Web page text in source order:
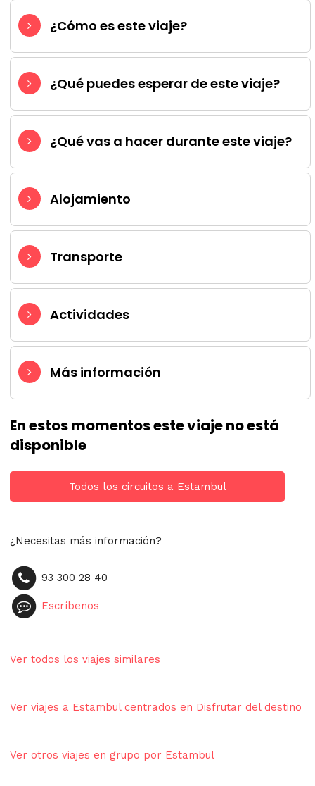
¿Cómo es este viaje?
¿Qué puedes esperar de este viaje?
¿Qué vas a hacer durante este viaje?
Alojamiento
Transporte
Actividades
Más información
En estos momentos este viaje no está
disponible
Todos los circuitos a Estambul
¿Necesitas más información?
93 300 28 40
Escríbenos
Ver todos los viajes similares
Ver viajes a Estambul centrados en Disfrutar del destino
Ver otros viajes en grupo por Estambul